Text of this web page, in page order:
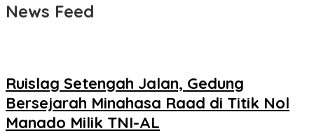
News Feed
Ruislag Setengah Jalan, Gedung
Bersejarah Minahasa Raad di Titik Nol
Manado Milik TNI-AL